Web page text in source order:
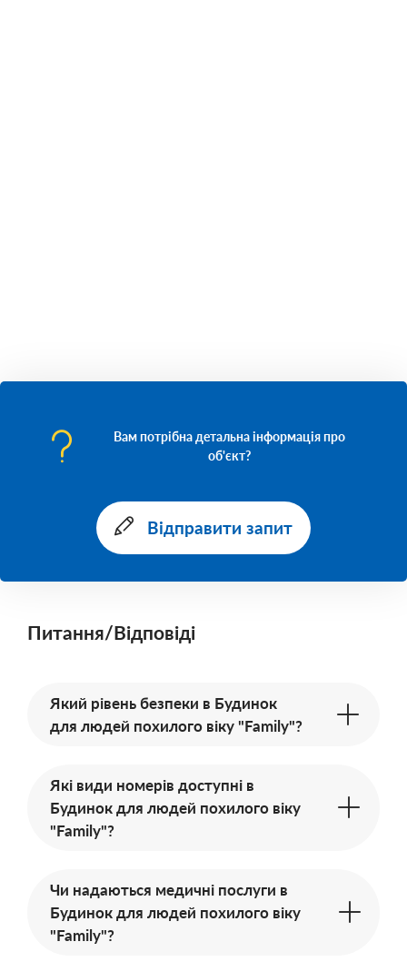
Вам потрібна детальна інформація про
об'єкт?
Відправити запит
Питання/Відповіді
Який рівень безпеки в Будинок
для людей похилого віку "Family"?
Які види номерів доступні в
Будинок для людей похилого віку
"Family"?
Чи надаються медичні послуги в
Будинок для людей похилого віку
"Family"?